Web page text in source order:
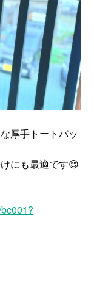
厚手トートバッ
にも最適です😊